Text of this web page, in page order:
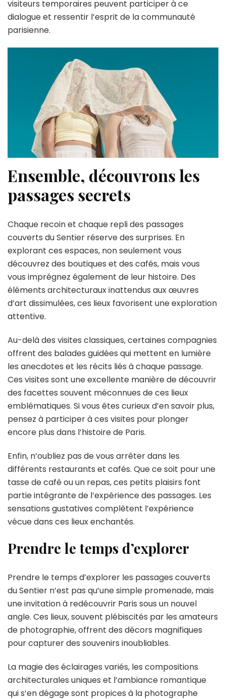
visiteurs temporaires peuvent participer à ce
dialogue et ressentir l’esprit de la communauté
parisienne.
Ensemble, découvrons les
passages secrets
Chaque recoin et chaque repli des passages
couverts du Sentier réserve des surprises. En
explorant ces espaces, non seulement vous
découvrez des boutiques et des cafés, mais vous
vous imprégnez également de leur histoire. Des
éléments architecturaux inattendus aux œuvres
d’art dissimulées, ces lieux favorisent une exploration
attentive.
Au-delà des visites classiques, certaines compagnies
offrent des balades guidées qui mettent en lumière
les anecdotes et les récits liés à chaque passage.
Ces visites sont une excellente manière de découvrir
des facettes souvent méconnues de ces lieux
emblématiques. Si vous êtes curieux d’en savoir plus,
pensez à participer à ces visites pour plonger
encore plus dans l’histoire de Paris.
Enfin, n’oubliez pas de vous arrêter dans les
différents restaurants et cafés. Que ce soit pour une
tasse de café ou un repas, ces petits plaisirs font
partie intégrante de l’expérience des passages. Les
sensations gustatives complètent l’expérience
vécue dans ces lieux enchantés.
Prendre le temps d’explorer
Prendre le temps d’explorer les passages couverts
du Sentier n’est pas qu’une simple promenade, mais
une invitation à redécouvrir Paris sous un nouvel
angle. Ces lieux, souvent plébiscités par les amateurs
de photographie, offrent des décors magnifiques
pour capturer des souvenirs inoubliables.
La magie des éclairages variés, les compositions
architecturales uniques et l’ambiance romantique
qui s’en dégage sont propices à la photographe